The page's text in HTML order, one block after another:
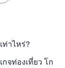
ท่าไหร่?
จท่องเที่ยว โก